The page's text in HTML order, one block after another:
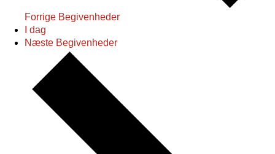
Forrige Begivenheder
I dag
Næste Begivenheder